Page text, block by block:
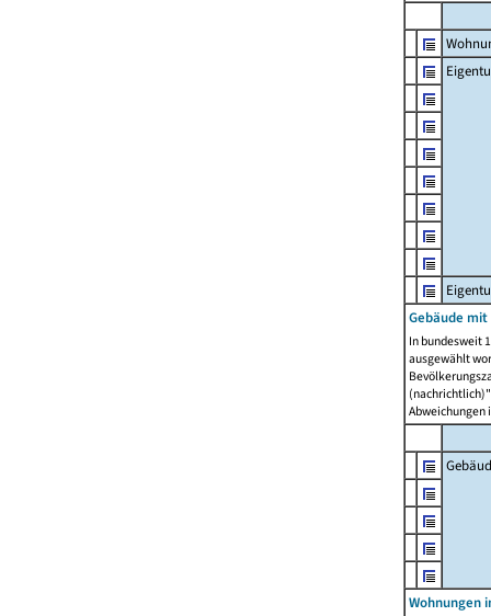
Gebäude
In bundesweit
ausgewählt
Abweichungen
Wohnungen